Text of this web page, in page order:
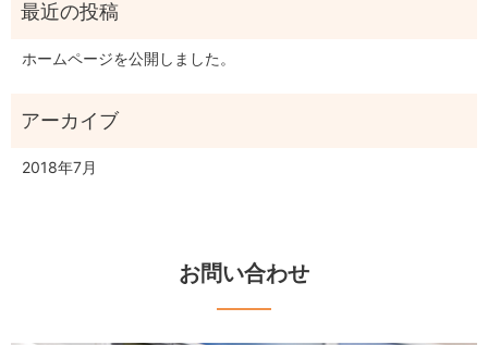
ホームページを公開しました。
2018年7月
お問い合わせ